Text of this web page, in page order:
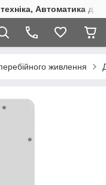
Автоматика
живлення